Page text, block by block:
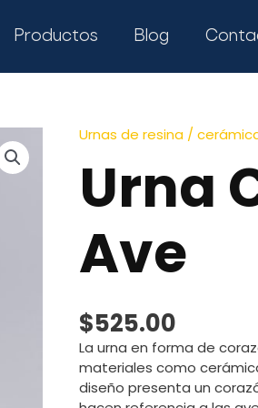
Productos Blog
Urnas de resina /
Urna
Ave
$525.00
La urna en forma de
materiales como
diseño presenta un